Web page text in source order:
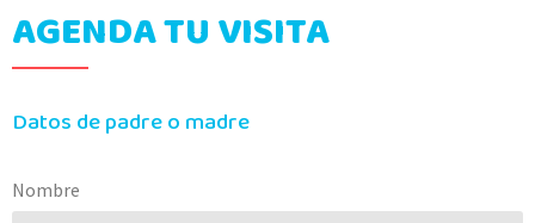
AGENDA TU VISITA
Datos de padre o madre
Nombre